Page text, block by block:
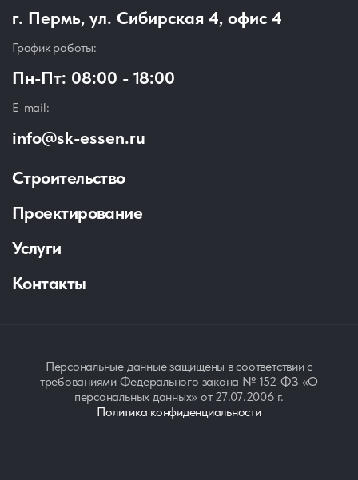
г. Пермь, ул. Сибирская 4, офис 4
График работы:
Пн-Пт: 08:00 - 18:00
E-mail:
info@sk-essen.ru
Строительство
Проектирование
Услуги
Контакты
Персональные данные защищены в соответствии с
требованиями Федерального закона № 152-ФЗ «О
персональных данных» от 27.07.2006 г.
Политика конфиденциальности